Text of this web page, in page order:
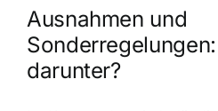
Ausnahmen und
darunter?